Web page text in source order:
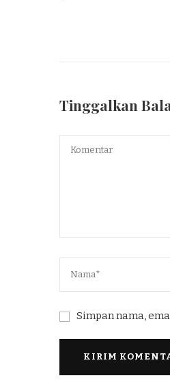
Tinggalkan
Simpan nama,